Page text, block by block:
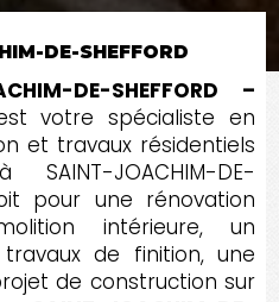
DE-SHEFFORD
DE-SHEFFORD –
votre spécialiste en
et travaux résidentiels
JOACHIM-DE-
pour une rénovation
intérieure, un
de finition, une
de construction sur